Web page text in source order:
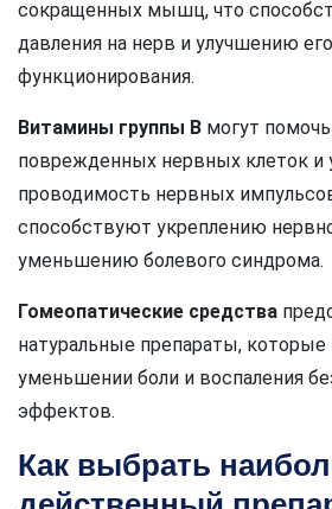
сокращенных мышц, что
давления на нерв и улучшению его
функционирования.
Витамины группы В могут
поврежденных нервных клеток и
проводимость нервных
способствуют укреплению
уменьшению болевого синдрома.
Гомеопатические средства
натуральные препараты,
уменьшении боли и воспаления
эффектов.
Как выбрать